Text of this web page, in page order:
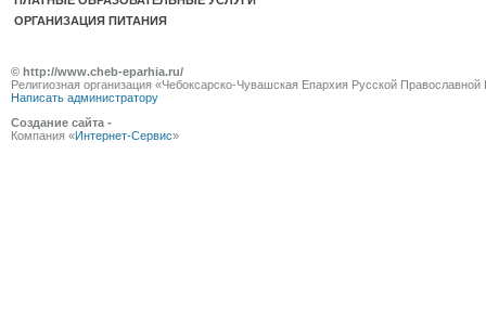
ОРГАНИЗАЦИЯ ПИТАНИЯ
© http://www.cheb-eparhia.ru/
Религиозная организация «Чебоксарско-Чувашская Епархия Русской
Написать администратору
Создание сайта -
Компания «Интернет-Сервис»